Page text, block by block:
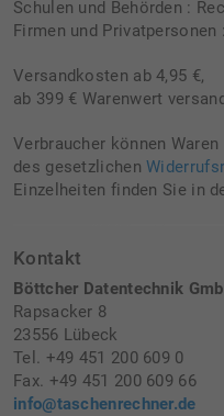
Schulen und Behörden :
Firmen und Privatpersonen
Versandkosten ab 4,95 €,
ab 399 € Warenwert
Verbraucher können
des gesetzlichen
Einzelheiten finden Sie in
Kontakt
Böttcher Datentechnik
Rapsacker 8
23556 Lübeck
Tel. +49 451 200 609 0
Fax. +49 451 200 609 66
info@taschenrechner.de